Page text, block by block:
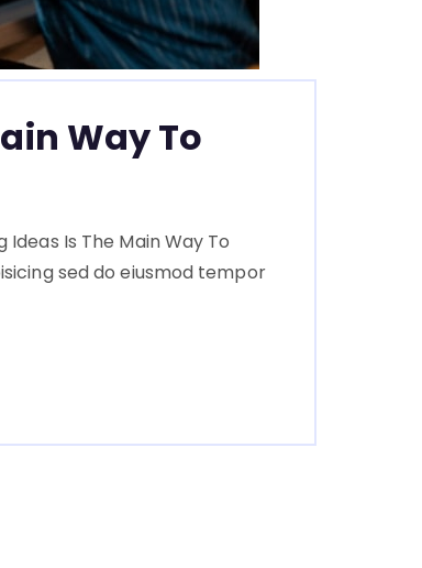
Way To
Ideas Is The Main Way To
sed do eiusmod tempor